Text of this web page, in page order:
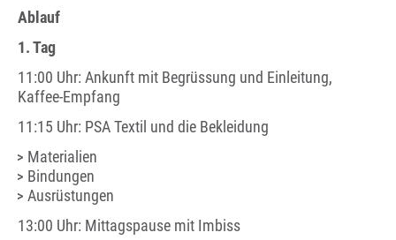
Ablauf
1. Tag
11:00 Uhr: Ankunft mit Begrüssung und Einleitung,
Kaffee-Empfang
11:15 Uhr: PSA Textil und die Bekleidung
Materialien
Bindungen
Ausrüstungen
13:00 Uhr: Mittagspause mit Imbiss